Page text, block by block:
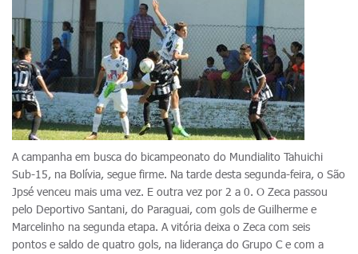
A campanha em busca do bicampeonato do Mundialito Tahuichi
Sub-15, na Bolívia, segue firme. Na tarde desta segunda-feira, o São
Jpsé venceu mais uma vez. E outra vez por 2 a 0. O Zeca passou
pelo Deportivo Santani, do Paraguai, com gols de Guilherme e
Marcelinho na segunda etapa. A vitória deixa o Zeca com seis
pontos e saldo de quatro gols, na liderança do Grupo C e com a